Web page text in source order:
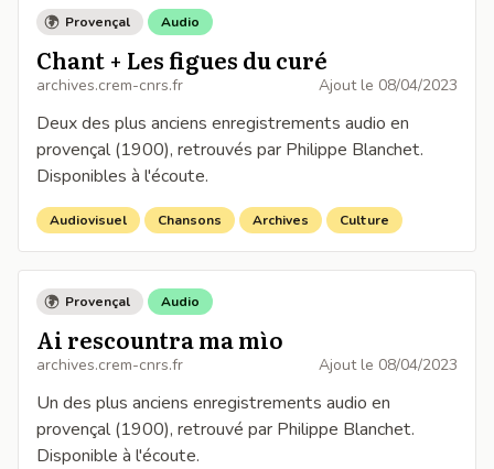
Provençal Audio
Chant + Les figues du curé
archives.crem-cnrs.fr Ajout le 08/04/2023
Deux des plus anciens enregistrements audio en
provençal (1900), retrouvés par Philippe Blanchet.
Disponibles à l'écoute.
Audiovisuel Chansons Archives Culture
Provençal Audio
Ai rescountra ma mìo
archives.crem-cnrs.fr Ajout le 08/04/2023
Un des plus anciens enregistrements audio en
provençal (1900), retrouvé par Philippe Blanchet.
Disponible à l'écoute.